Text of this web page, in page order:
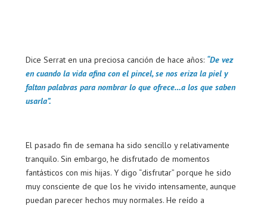
Dice Serrat en una preciosa canción de hace años: “De vez
en cuando la vida afina con el pincel, se nos eriza la piel y
faltan palabras para nombrar lo que ofrece…a los que saben
usarla”.
El pasado fin de semana ha sido sencillo y relativamente
tranquilo. Sin embargo, he disfrutado de momentos
fantásticos con mis hijas. Y digo “disfrutar” porque he sido
muy consciente de que los he vivido intensamente, aunque
puedan parecer hechos muy normales. He reído a